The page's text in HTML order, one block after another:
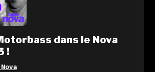
dans le Nova
!